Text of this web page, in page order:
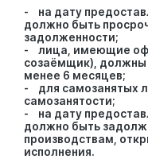
- на дату
должно быть
задолженности;
- лица, имеющие
созаёмщик), должны
менее 6 месяцев;
- для самозанятых
самозанятости;
- на дату
должно быть
производствам,
исполнения.